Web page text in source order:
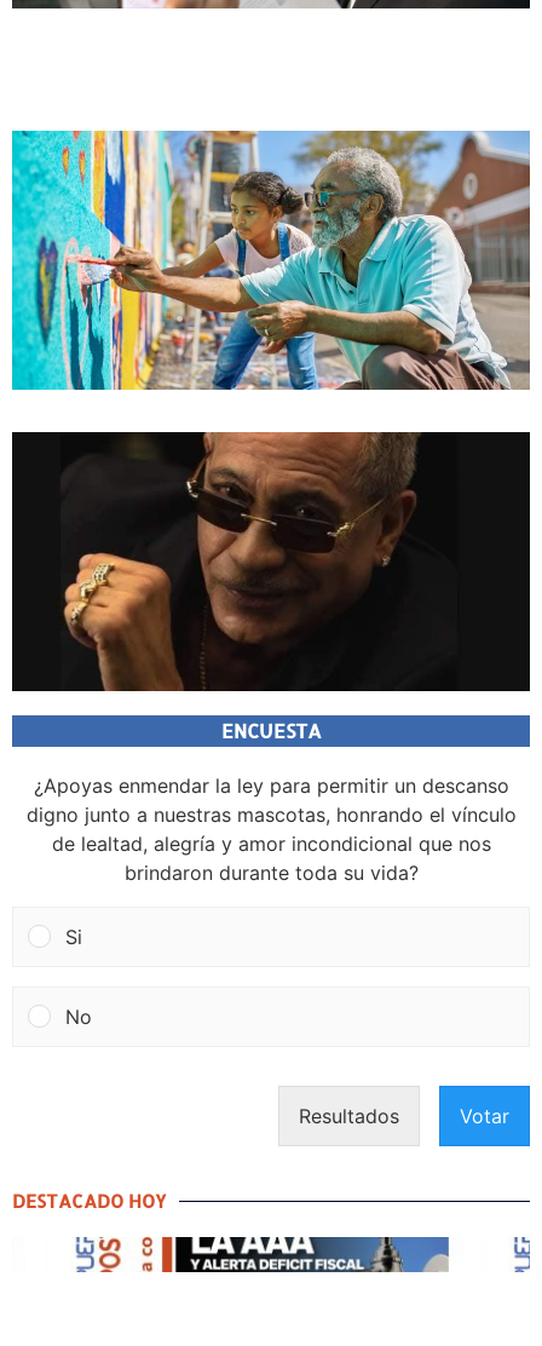
ENCUESTA
¿Apoyas enmendar la ley para permitir un descanso
digno junto a nuestras mascotas, honrando el vínculo
de lealtad, alegría y amor incondicional que nos
brindaron durante toda su vida?
Si
No
Resultados Votar
DESTACADO HOY